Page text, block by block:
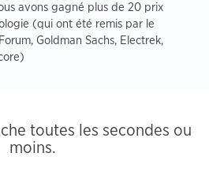
avons gagné plus de 20 prix
(qui ont été remis par le
Goldman Sachs, Electrek,
toutes les secondes ou
moins.